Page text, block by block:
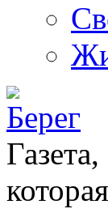
Газета,